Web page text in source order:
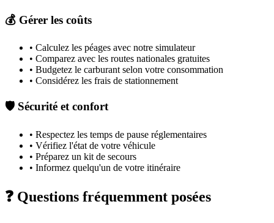
💰 Gérer les coûts
• Calculez les péages avec notre simulateur
• Comparez avec les routes nationales gratuites
• Budgetez le carburant selon votre consommation
• Considérez les frais de stationnement
🛡️ Sécurité et confort
• Respectez les temps de pause réglementaires
• Vérifiez l'état de votre véhicule
• Préparez un kit de secours
• Informez quelqu'un de votre itinéraire
❓ Questions fréquemment posées